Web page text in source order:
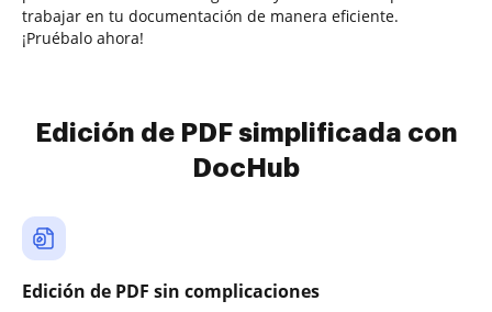
trabajar en tu documentación de manera eficiente.
¡Pruébalo ahora!
Edición de PDF simplificada con
DocHub
Edición de PDF sin complicaciones